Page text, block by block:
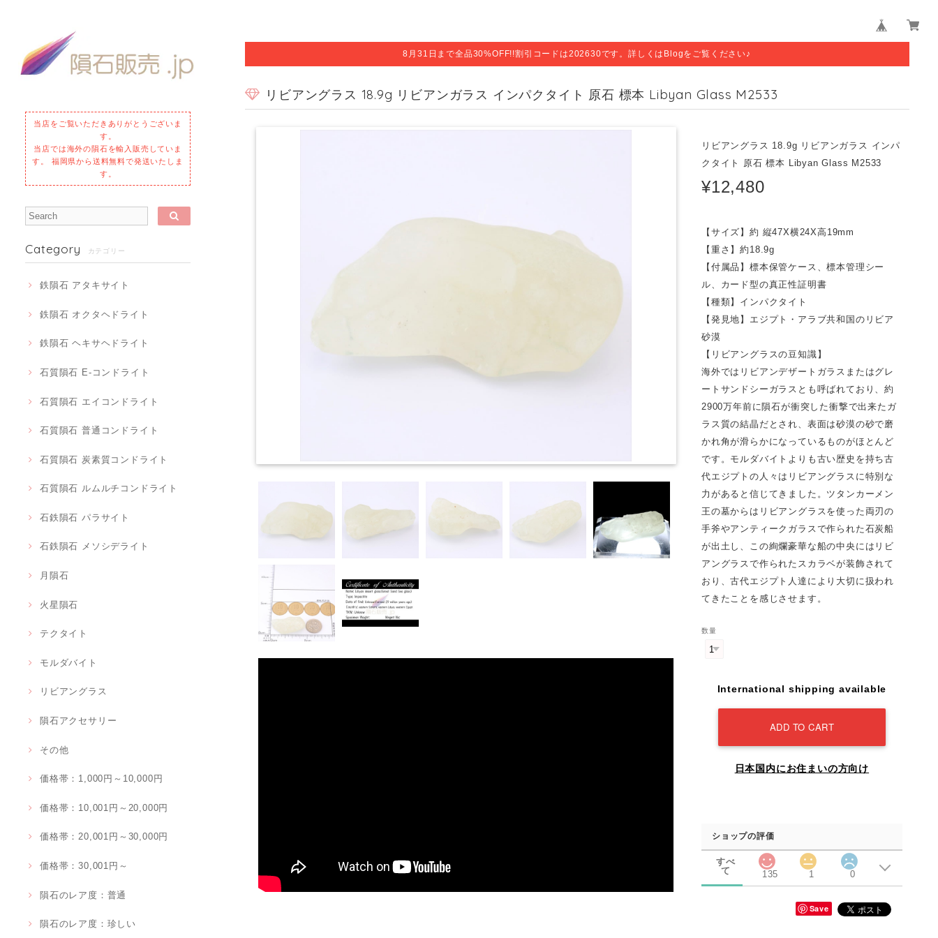
当店をご覧いただきありがとうございま
す。
当店では海外の隕石を輸入販売していま
す。 福岡県から送料無料で発送いたしま
す。
Category カテゴリー
鉄隕石 アタキサイト
鉄隕石 オクタヘドライト
鉄隕石 ヘキサヘドライト
石質隕石 E-コンドライト
石質隕石 エイコンドライト
石質隕石 普通コンドライト
石質隕石 炭素質コンドライト
石質隕石 ルムルチコンドライト
石鉄隕石 パラサイト
石鉄隕石 メソシデライト
月隕石
火星隕石
テクタイト
モルダバイト
リビアングラス
隕石アクセサリー
その他
価格帯：1,000円～10,000円
価格帯：10,001円～20,000円
価格帯：20,001円～30,000円
価格帯：30,001円～
隕石のレア度：普通
隕石のレア度：珍しい
8月31日まで全品30%OFF!!割引コードは202630です。詳しくはBlogをご覧ください♪
リビアングラス 18.9g リビアンガラス インパクタイト 原石 標本 Libyan Glass M2533
リビアングラス 18.9g リビアンガラス インパ
クタイト 原石 標本 Libyan Glass M2533
¥12,480
【サイズ】約 縦47X横24X高19mm
【重さ】約18.9g
【付属品】標本保管ケース、標本管理シー
ル、カード型の真正性証明書
【種類】インパクタイト
【発見地】エジプト・アラブ共和国のリビア
砂漠
【リビアングラスの豆知識】
海外ではリビアンデザートガラスまたはグレ
ートサンドシーガラスとも呼ばれており、約
2900万年前に隕石が衝突した衝撃で出来たガ
ラス質の結晶だとされ、表面は砂漠の砂で磨
かれ角が滑らかになっているものがほとんど
です。モルダバイトよりも古い歴史を持ち古
代エジプトの人々はリビアングラスに特別な
力があると信じてきました。ツタンカーメン
王の墓からはリビアングラスを使った両刃の
手斧やアンティークガラスで作られた石炭船
が出土し、この絢爛豪華な船の中央にはリビ
アングラスで作られたスカラベが装飾されて
おり、古代エジプト人達により大切に扱われ
てきたことを感じさせます。
数量
International shipping available
ADD TO CART
日本国内にお住まいの方向け
ショップの評価
すべ
て
135 1 0
Save